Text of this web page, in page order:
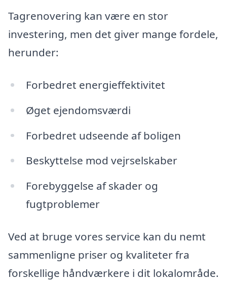
Tagrenovering kan være en stor
investering, men det giver mange fordele,
herunder:
Forbedret energieffektivitet
Øget ejendomsværdi
Forbedret udseende af boligen
Beskyttelse mod vejrselskaber
Forebyggelse af skader og
fugtproblemer
Ved at bruge vores service kan du nemt
sammenligne priser og kvaliteter fra
forskellige håndværkere i dit lokalområde.